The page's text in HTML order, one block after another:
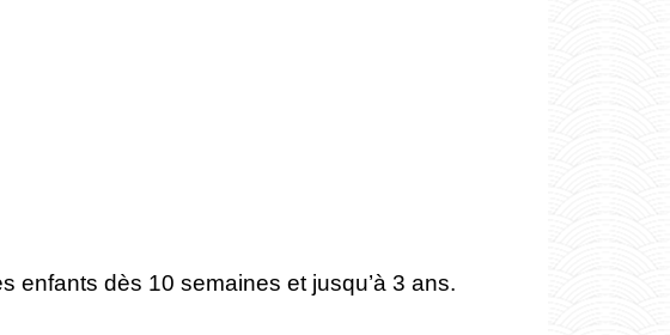
enfants dès 10 semaines et jusqu’à 3 ans.